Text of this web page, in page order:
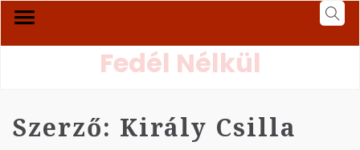
Fedél Nélkül
Szerző: Király Csilla